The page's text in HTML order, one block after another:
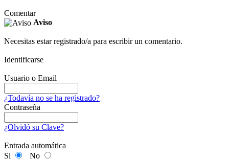
Comentar
Aviso
Necesitas estar registrado/a para escribir un comentario.
Identificarse
Usuario o Email
¿Todavía no se ha registrado?
Contraseña
¿Olvidó su Clave?
Entrada automática
Si
No